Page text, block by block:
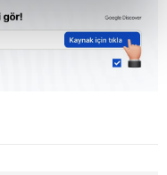
isteriz.
izin vermedikleri